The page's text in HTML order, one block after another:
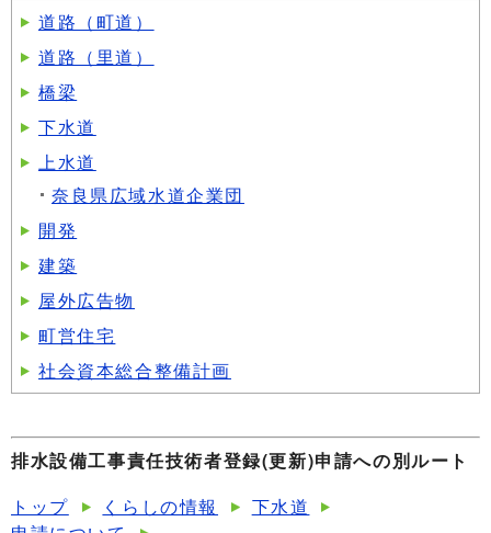
道路（町道）
道路（里道）
橋梁
下水道
上水道
奈良県広域水道企業団
開発
建築
屋外広告物
町営住宅
社会資本総合整備計画
排水設備工事責任技術者登録(更新)申請への別ルート
トップ
くらしの情報
下水道